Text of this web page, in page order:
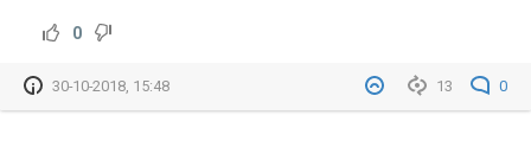
0
13 0
30-10-2018, 15:48